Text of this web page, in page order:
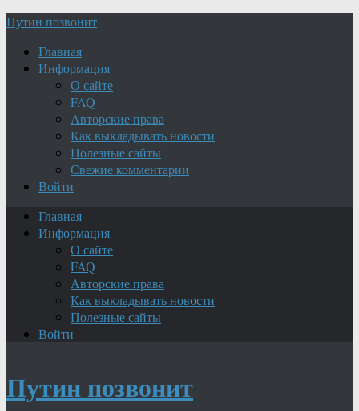
Путин позвонит
Главная
Информация
О сайте
FAQ
Авторские права
Как выкладывать новости
Полезные сайты
Свежие комментарии
Войти
Главная
Информация
О сайте
FAQ
Авторские права
Как выкладывать новости
Полезные сайты
Войти
Путин позвонит